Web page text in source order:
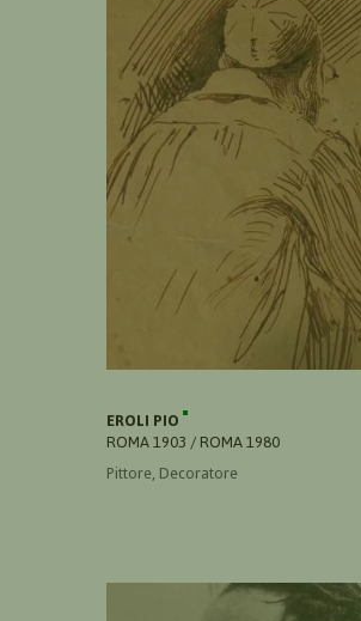
EROLI PIO
ROMA 1903 / ROMA 1980
Pittore, Decoratore